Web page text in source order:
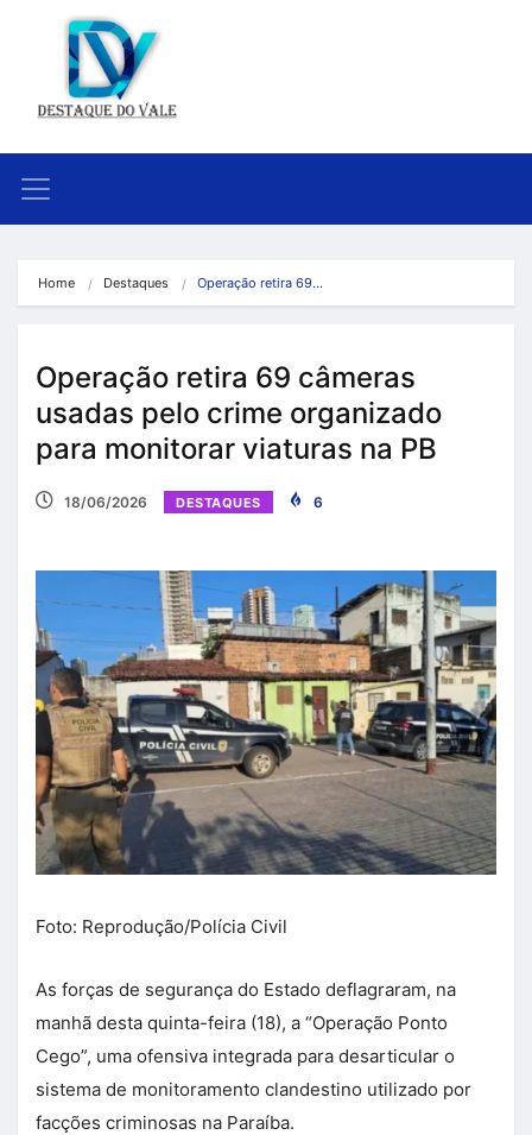
Home Destaques Operação retira 69…
Operação retira 69 câmeras
usadas pelo crime organizado
para monitorar viaturas na PB
18/06/2026 DESTAQUES 6
Foto: Reprodução/Polícia Civil
As forças de segurança do Estado deflagraram, na
manhã desta quinta-feira (18), a “Operação Ponto
Cego”, uma ofensiva integrada para desarticular o
sistema de monitoramento clandestino utilizado por
facções criminosas na Paraíba.